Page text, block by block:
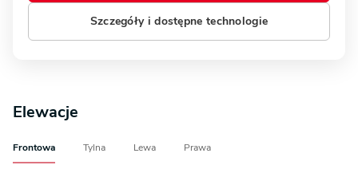
Szczegóły i dostępne technologie
Elewacje
Frontowa Tylna Lewa Prawa